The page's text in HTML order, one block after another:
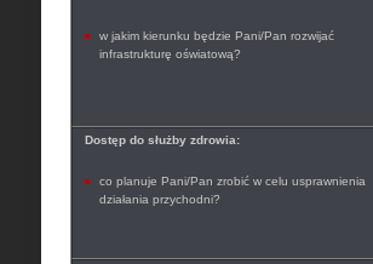
w jakim kierunku będzie Pani/Pan rozwijać
infrastrukturę oświatową?
Dostęp do służby zdrowia:
co planuje Pani/Pan zrobić w celu usprawnienia
działania przychodni?